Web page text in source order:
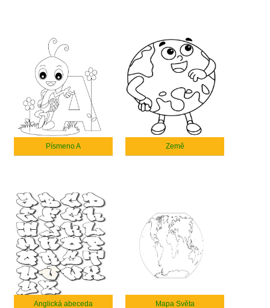
Písmeno A Země
Anglická abeceda Mapa Světa